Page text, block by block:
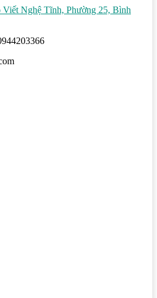
Viết Nghệ Tĩnh, Phường 25, Bình